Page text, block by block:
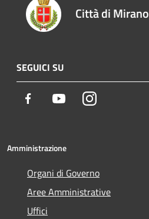
Città di Mirano
SEGUICI SU
Facebook YoutubeInstagram
Amministrazione
Organi di Governo
Aree Amministrative
Uffici